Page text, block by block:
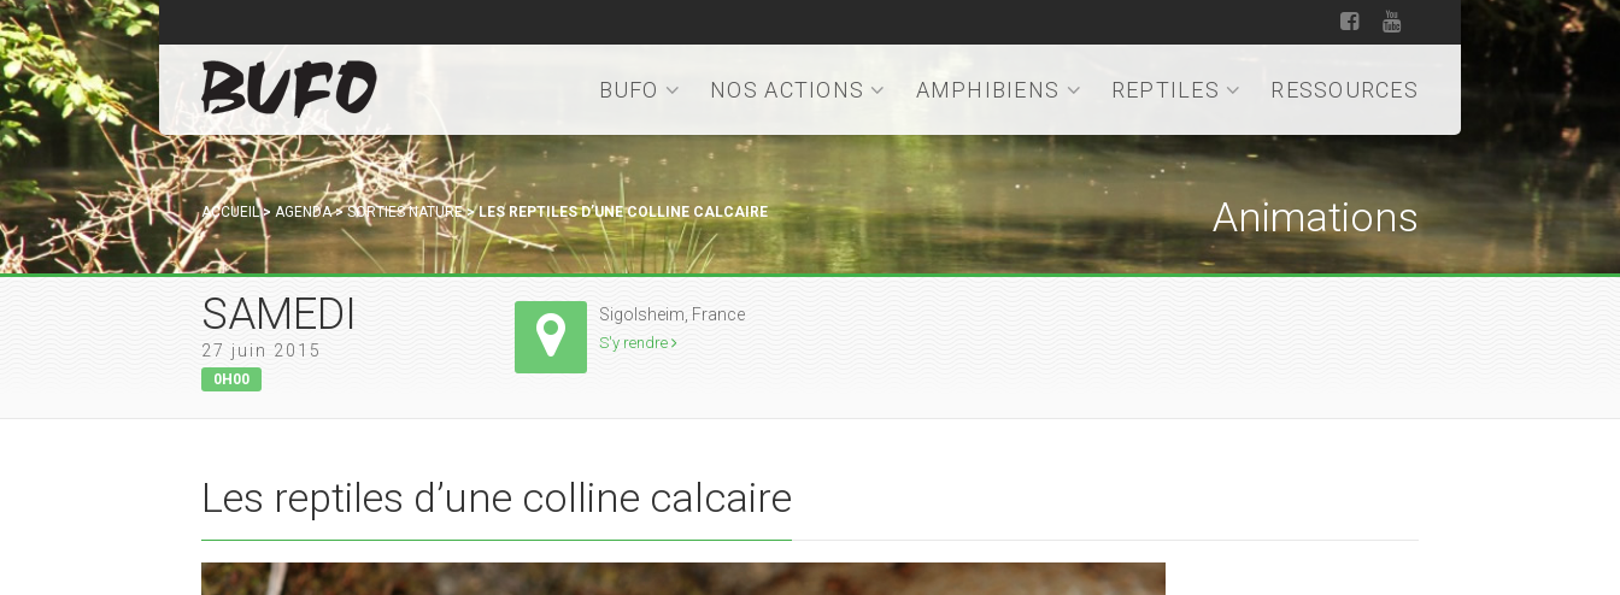
BUFO NOS ACTIONS AMPHIBIENS REPTILES RESSOURCES
ACCUEIL> AGENDA>SORTIES NATURE>LES REPTILES D’UNE COLLINE CALCAIRE Animations
SAMEDI
27 juin 2015
0H00
Sigolsheim, France
S'y rendre
Les reptiles d’une colline calcaire